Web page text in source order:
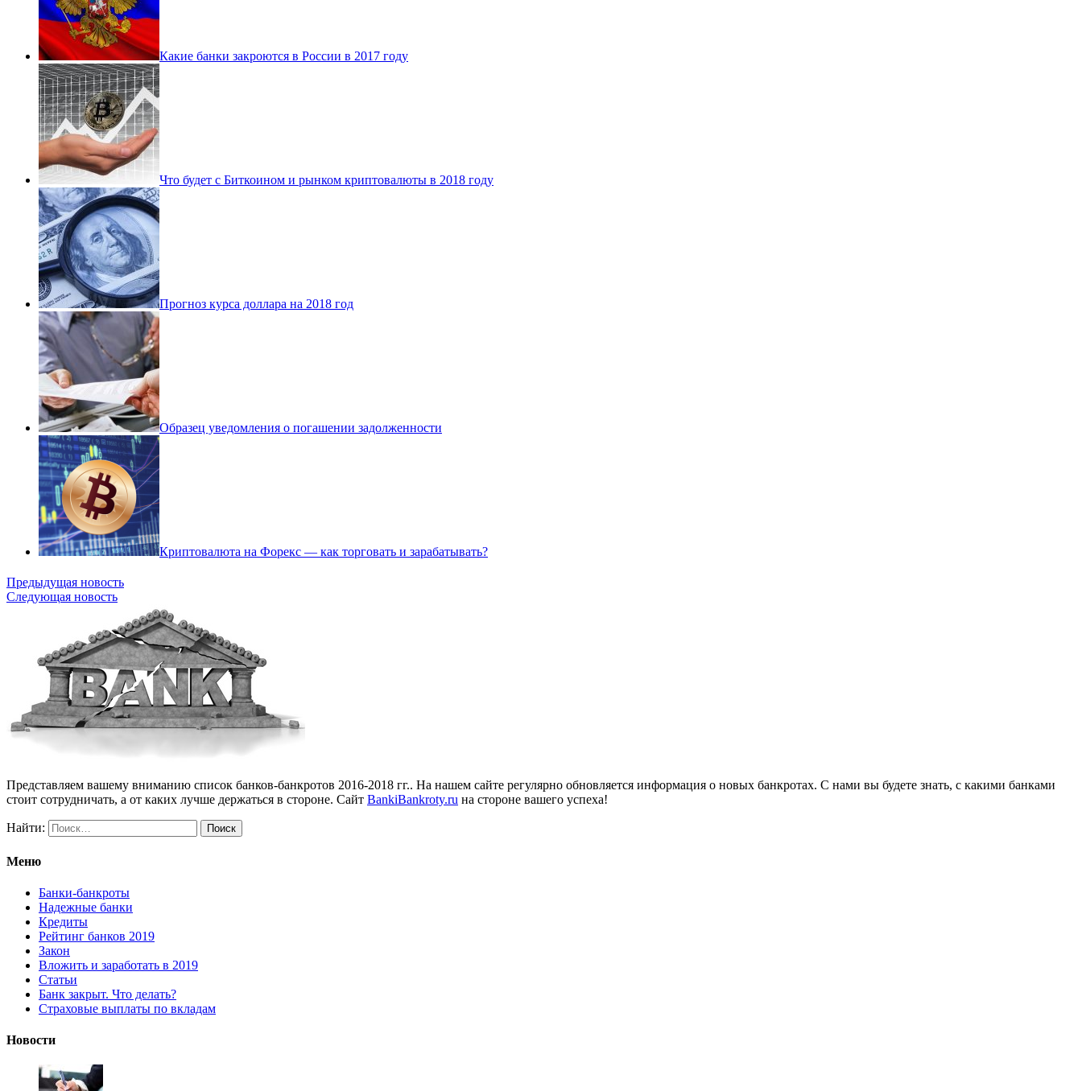
Какие банки закроются в России в 2017 году
Что будет с Биткоином и рынком криптовалюты в 2018 году
Прогноз курса доллара на 2018 год
Образец уведомления о погашении задолженности
Криптовалюта на Форекс — как торговать и зарабатывать?
Предыдущая новость
Следующая новость
Представляем вашему вниманию список банков-банкротов 2016-2018 гг.. На нашем сайте регулярно обновляется информация о новых банкротах. С нами вы будете знать, с какими банками
стоит сотрудничать, а от каких лучше держаться в стороне. Сайт BankiBankroty.ru на стороне вашего успеха!
Найти:
Меню
Банки-банкроты
Надежные банки
Кредиты
Рейтинг банков 2019
Закон
Вложить и заработать в 2019
Статьи
Банк закрыт. Что делать?
Страховые выплаты по вкладам
Новости